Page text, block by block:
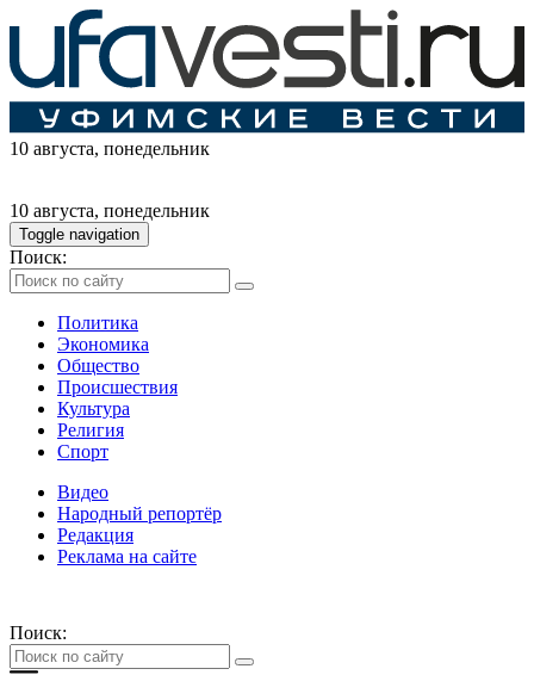
10 августа, понедельник
10 августа, понедельник
Toggle navigation
Поиск:
Политика
Экономика
Общество
Происшествия
Культура
Религия
Спорт
Видео
Народный репортёр
Редакция
Реклама на сайте
Поиск: